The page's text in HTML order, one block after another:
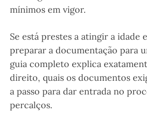
mínimos em vigor.
Se está prestes a atingir a idade
preparar a documentação para
guia completo explica
direito, quais os documentos
a passo para dar entrada no
percalços.